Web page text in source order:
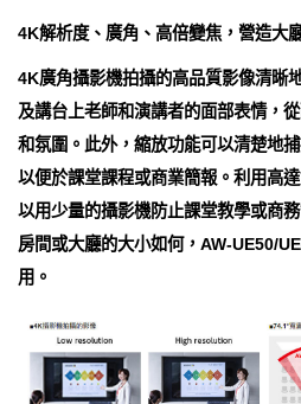
4K解析度、廣角、高倍變焦，營造大
4K廣角攝影機拍攝的高品質影像清晰
及講台上老師和演講者的面部表情，
和氛圍。此外，縮放功能可以清楚地
以便於課堂課程或商業簡報。利用高
以用少量的攝影機防止課堂教學或商
房間或大廳的大小如何，AW-UE50/
用。